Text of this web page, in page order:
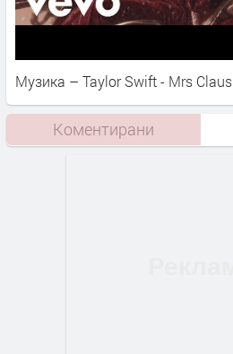
Музика – Taylor Swift - Mrs Claus
Коментирани